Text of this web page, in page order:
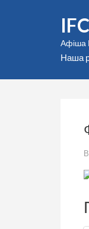
Афіша
Наша